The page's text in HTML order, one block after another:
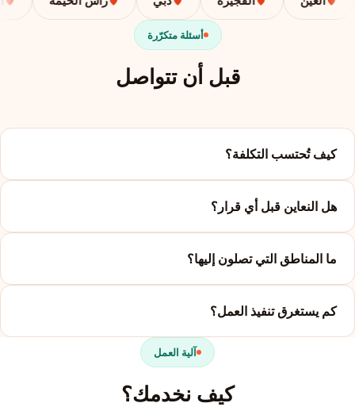
أسئلة متكرّرة
قبل أن تتواصل
كيف تُحتسب التكلفة؟
هل النعاين قبل أي قرار؟
ما المناطق التي تصلون إليها؟
كم يستغرق تنفيذ العمل؟
آلية العمل
كيف نخدمك؟